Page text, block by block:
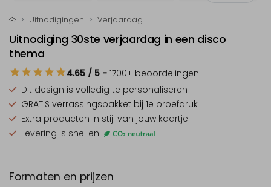
Uitnodigingen Verjaardag
Uitnodiging 30ste verjaardag in een disco
thema
4.65 / 5 - 1700+ beoordelingen
Dit design is volledig te personaliseren
GRATIS verrassingspakket bij 1e proefdruk
Extra producten in stijl van jouw kaartje
Levering is snel en
Formaten en prijzen